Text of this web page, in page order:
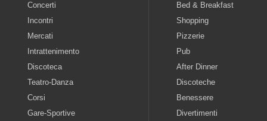
Concerti
Incontri
Mercati
Intrattenimento
Discoteca
Teatro-Danza
Corsi
Gare-Sportive
Bed & Breakfast
Shopping
Pizzerie
Pub
After Dinner
Discoteche
Benessere
Divertimenti